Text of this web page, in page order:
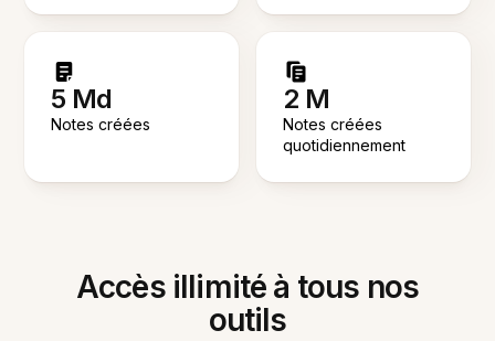
5 Md
Notes créées
2 M
Notes créées
quotidiennement
Accès illimité à tous nos
outils